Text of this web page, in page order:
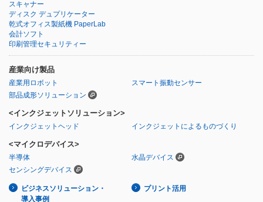
スキャナー
ディスク デュプリケーター
乾式オフィス製紙機 PaperLab
会計ソフト
印刷管理セキュリティー
産業向け製品
産業用ロボット
スマート振動センサー
部品成形ソリューション
<インクジェットソリューション>
インクジェットヘッド インクジェットによるものづくり
<マイクロデバイス>
半導体
水晶デバイス
センシングデバイス
ビジネスソリューション・
導入事例
プリント活用